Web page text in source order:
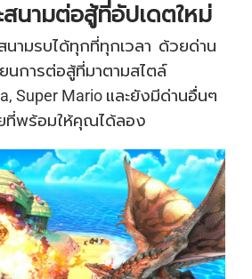
สนามต่อสู้ที่อัปเดตใหม่
นามรบได้ทุกที่ทุกเวลา ด้วยด่าน
นการต่อสู้ที่มาตามสไตล์
Super Mario และยังมีด่านอื่นๆ
ที่พร้อมให้คุณได้ลอง